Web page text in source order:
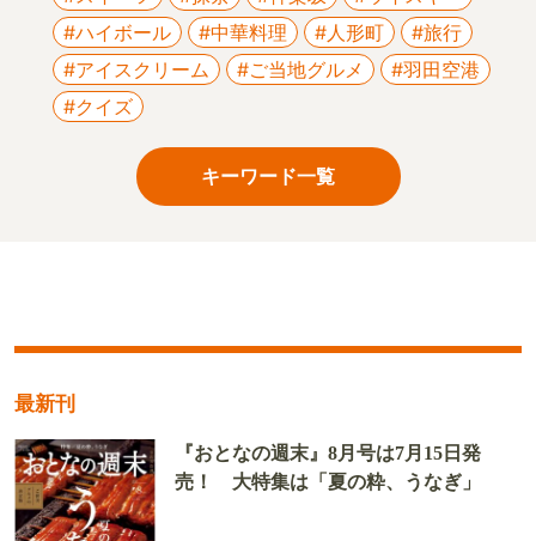
#ハイボール
#中華料理 #人形町
#旅行
#アイスクリーム
#ご当地グルメ
#羽田空港
#クイズ
キーワード一覧
最新刊
『おとなの週末』8月号は7月15日発
売！ 大特集は「夏の粋、うなぎ」